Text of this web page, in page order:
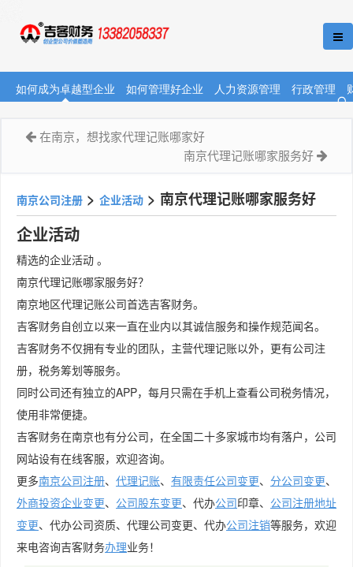
如何成为卓越型企业 如何管理好企业 人力资源管理 行政管理
在南京，想找家代理记账哪家好
南京代理记账哪家服务好
南京公司注册 > 企业活动 > 南京代理记账哪家服务好
企业活动
精选的企业活动 。
南京代理记账哪家服务好？
南京地区代理记账公司首选吉客财务。
吉客财务自创立以来一直在业内以其诚信服务和操作规范闻名。
吉客财务不仅拥有专业的团队，主营代理记账以外，更有公司注
册，税务筹划等服务。
同时公司还有独立的APP，每月只需在手机上查看公司税务情况，
使用非常便捷。
吉客财务在南京也有分公司，在全国二十多家城市均有落户，公司
网站设有在线客服，欢迎咨询。
更多南京公司注册、 代理记账、 有限责任公司变更、 分公司变更、
外商投资企业变更、 公司股东变更、代办公司印章、 公司注册地址
变更、代办公司资质、代理公司变更、代办公司注销等服务，欢迎
来电咨询吉客财务办理业务！